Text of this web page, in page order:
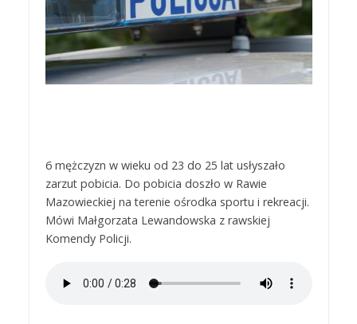
6 mężczyzn w wieku od 23 do 25 lat usłyszało
zarzut pobicia. Do pobicia doszło w Rawie
Mazowieckiej na terenie ośrodka sportu i rekreacji.
Mówi Małgorzata Lewandowska z rawskiej
Komendy Policji.